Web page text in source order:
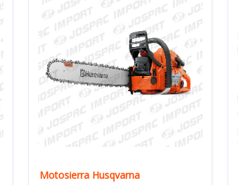
Motosierra Husqvarna